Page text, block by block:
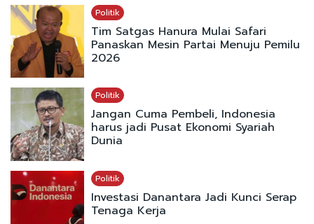
Politik
Tim Satgas Hanura Mulai Safari
Panaskan Mesin Partai Menuju Pemilu
2026
Politik
Jangan Cuma Pembeli, Indonesia
harus jadi Pusat Ekonomi Syariah
Dunia
Politik
Investasi Danantara Jadi Kunci Serap
Tenaga Kerja